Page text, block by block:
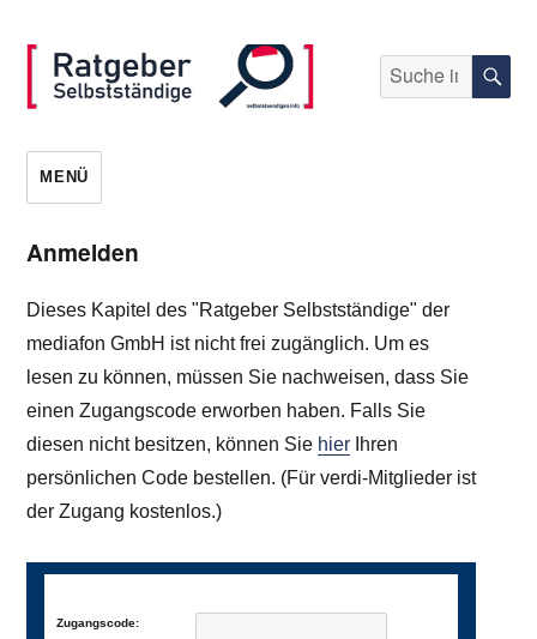
selbststaendigen.info
Suche
nach:
MENÜ
Anmelden
Dieses Kapitel des "Ratgeber Selbstständige" der
mediafon GmbH ist nicht frei zugänglich. Um es
lesen zu können, müssen Sie nachweisen, dass Sie
einen Zugangscode erworben haben. Falls Sie
diesen nicht besitzen, können Sie hier Ihren
persönlichen Code bestellen. (Für verdi-Mitglieder ist
der Zugang kostenlos.)
Zugangscode: